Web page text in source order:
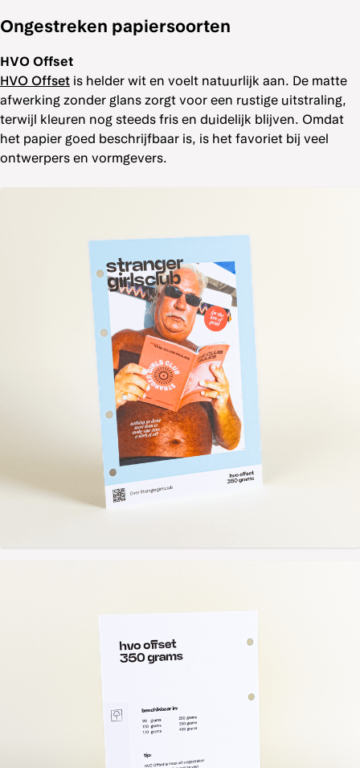
Ongestreken papiersoorten
HVO Offset
HVO Offset is helder wit en voelt natuurlijk aan. De matte
afwerking zonder glans zorgt voor een rustige uitstraling,
terwijl kleuren nog steeds fris en duidelijk blijven. Omdat
het papier goed beschrijfbaar is, is het favoriet bij veel
ontwerpers en vormgevers.